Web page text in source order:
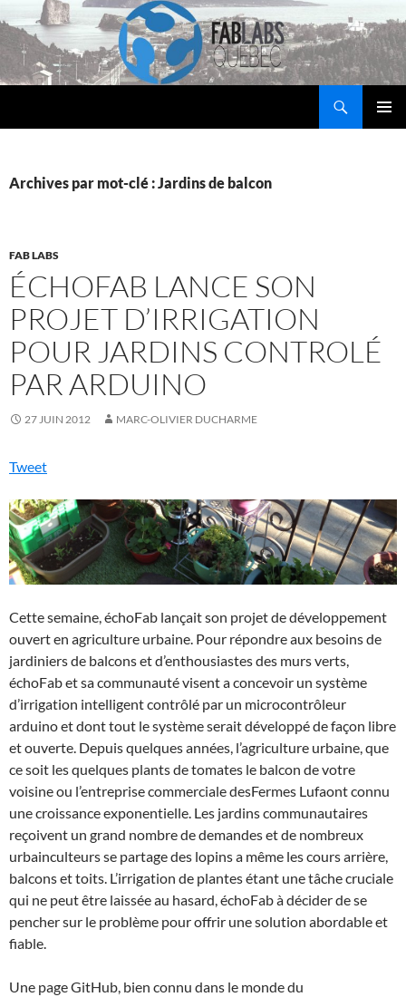
au
contenu
Archives par mot-clé : Jardins de balcon
FAB LABS
ÉCHOFAB LANCE SON
PROJET D’IRRIGATION
POUR JARDINS CONTROLÉ
PAR ARDUINO
27 JUIN 2012 MARC-OLIVIER DUCHARME
Tweet
Cette semaine, échoFab lançait son projet de développement
ouvert en agriculture urbaine. Pour répondre aux besoins de
jardiniers de balcons et d’enthousiastes des murs verts,
échoFab et sa communauté visent a concevoir un système
d’irrigation intelligent contrôlé par un microcontrôleur
arduino et dont tout le système serait développé de façon libre
et ouverte. Depuis quelques années, l’agriculture urbaine, que
ce soit les quelques plants de tomates le balcon de votre
voisine ou l’entreprise commerciale desFermes Lufaont connu
une croissance exponentielle. Les jardins communautaires
reçoivent un grand nombre de demandes et de nombreux
urbainculteurs se partage des lopins a même les cours arrière,
balcons et toits. L’irrigation de plantes étant une tâche cruciale
qui ne peut être laissée au hasard, échoFab à décider de se
pencher sur le problème pour offrir une solution abordable et
fiable.
Une page GitHub, bien connu dans le monde du